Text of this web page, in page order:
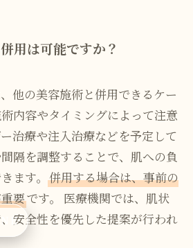
用は可能ですか？
他の美容施術と併用できるケー
内容やタイミングによって注意
治療や注入治療などを予定して
隔を調整することで、肌への負
ます。 併用する場合は、事前の
要です。 医療機関では、肌状
安全性を優先した提案が行われ